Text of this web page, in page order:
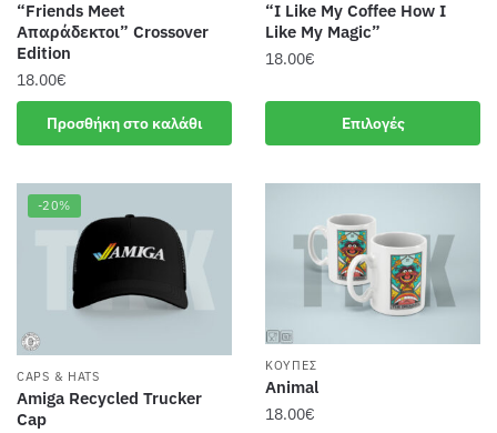
“Friends Meet
Απαράδεκτοι” Crossover
Edition
18.00€
Προσθήκη στο καλάθι
“I Like My Coffee How I
Like My Magic”
18.00€
Επιλογές
προϊόν
παραλλαγές.
επιλογές
μπορούν
να
επιλεγούν
στη
σελίδα
-20%
CAPS & HATS
Amiga Recycled Trucker
Cap
ΚΟΎΠΕΣ
Animal
18.00€